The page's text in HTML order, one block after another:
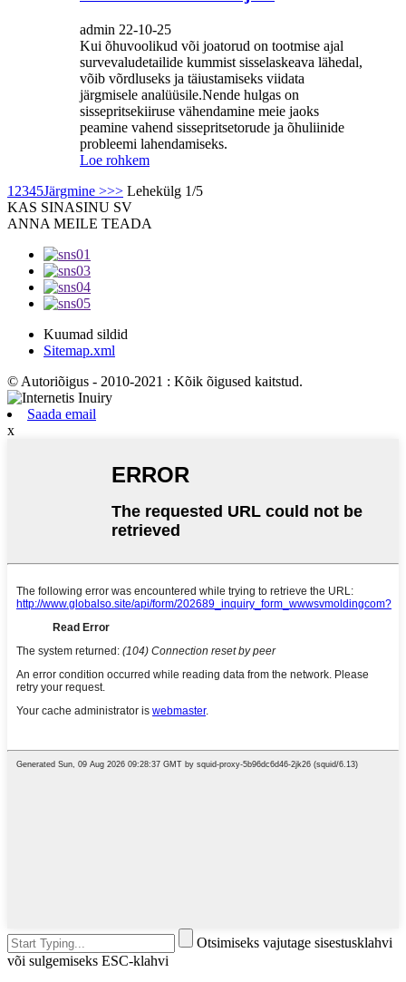
admin 22-10-25
Kui õhuvoolikud või joatorud on tootmise ajal
survevaludetailide kummist sisselaskeava lähedal,
võib võrdluseks ja täiustamiseks viidata
järgmisele analüüsile.Nende hulgas on
sissepritsekiiruse vähendamine meie jaoks
peamine vahend sissepritsetorude ja õhuliinide
probleemi lahendamiseks.
Loe rohkem
1 2345Järgmine >>> Lehekülg 1/5
KAS SINASINU SV
ANNA MEILE TEADA
Kuumad sildid
Sitemap.xml
© Autoriõigus - 2010-2021 : Kõik õigused kaitstud.
Saada email
x
Otsimiseks vajutage sisestusklahvi
või sulgemiseks ESC-klahvi